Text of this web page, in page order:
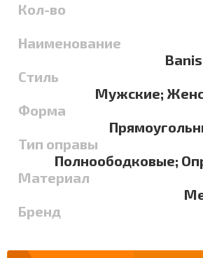
Кол-во
Наименование
Стиль
Мужские;
Форма
Тип оправы
Полноободковые;
Материал
Бренд